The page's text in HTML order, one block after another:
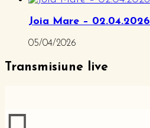
Joia Mare – 02.04.2026
05/04/2026
Transmisiune live